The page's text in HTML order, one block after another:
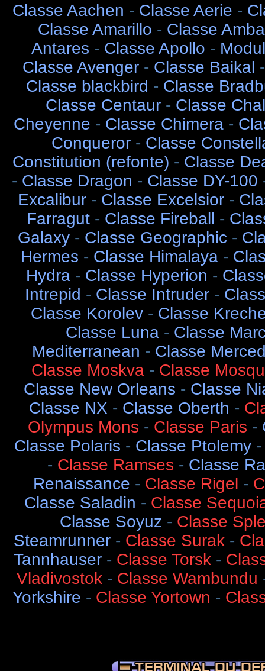
Classe Aachen - Classe Aerie -
Classe Amarillo - Classe
Antares - Classe Apollo -
Classe Avenger - Classe Baikal
Classe blackbird - Classe
Classe Centaur- Classe
Cheyenne - Classe Chimera -
Conqueror - Classe
Constitution (refonte) - Classe
- Classe Dragon - Classe DY-100
Excalibur- Classe Excelsior-
Farragut - Classe Fireball -
Galaxy- Classe Geographic-
Hermes - Classe Himalaya-
Hydra - Classe Hyperion -
Intrepid - Classe Intruder-
Classe Korolev- Classe
Classe Luna - Classe
Mediterranean - Classe
Classe Moskva- Classe
Classe New Orleans - Classe
Classe NX - Classe Oberth -
Olympus Mons - Classe Paris -
Classe Polaris - Classe Ptolemy
- Classe Ramses - Classe
Renaissance - Classe Rigel -
Classe Saladin - Classe
Classe Soyuz - Classe
Steamrunner - Classe Surak -
Tannhauser- Classe Torsk-
Vladivostok- Classe Wambundu
Yorkshire - Classe Yortown -